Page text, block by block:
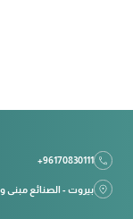
+96170830111
بيروت - الصنائع مبنى